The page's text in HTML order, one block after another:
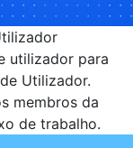
utilizador para
Utilizador.
membros da
de trabalho.